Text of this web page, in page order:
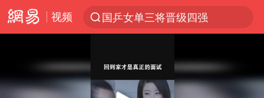
视频
国乒女单三将晋级四强
《欢迎来龙餐馆》口碑